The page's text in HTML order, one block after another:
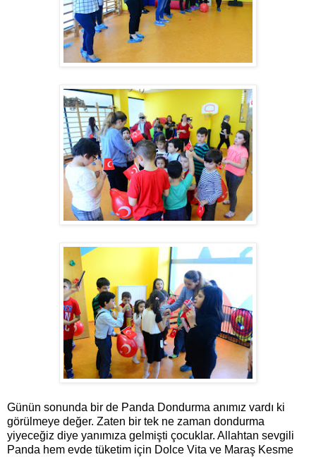
Günün sonunda bir de Panda Dondurma anımız vardı ki
görülmeye değer. Zaten bir tek ne zaman dondurma
yiyeceğiz diye yanımıza gelmişti çocuklar. Allahtan sevgili
Panda hem evde tüketim için Dolce Vita ve Maraş Kesme